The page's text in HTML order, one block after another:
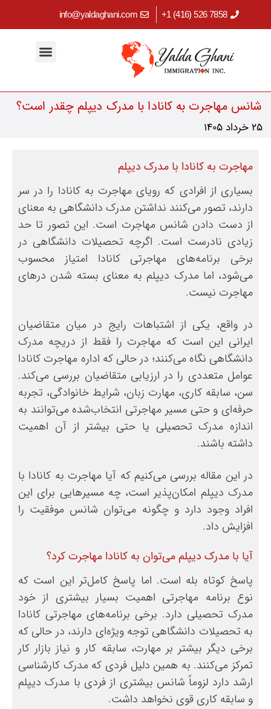
7858 526 (416) 1+
info@yaldaghani.com
شانس مهاجرت به کانادا با مدرک دیپلم چقدر است؟
25 خرداد 1405
مهاجرت به کانادا با مدرک دیپلم
بسیاری از افرادی که رویای مهاجرت به کانادا را در سر
دارند، تصور می‌کنند نداشتن مدرک دانشگاهی به معنای
از دست دادن شانس مهاجرت است. این تصور تا حد
زیادی نادرست است. اگرچه تحصیلات دانشگاهی در
برخی برنامه‌های مهاجرتی کانادا امتیاز محسوب
می‌شود، اما مدرک دیپلم به معنای بسته شدن درهای
مهاجرت نیست.
در واقع، یکی از اشتباهات رایج در میان متقاضیان
ایرانی این است که مهاجرت را فقط از دریچه مدرک
دانشگاهی نگاه می‌کنند؛ در حالی که اداره مهاجرت کانادا
عوامل متعددی را در ارزیابی متقاضیان بررسی می‌کند.
سن، سابقه کاری، مهارت زبان، شرایط خانوادگی، تجربه
حرفه‌ای و حتی مسیر مهاجرتی انتخاب‌شده می‌توانند به
اندازه مدرک تحصیلی یا حتی بیشتر از آن اهمیت
داشته باشند.
در این مقاله بررسی می‌کنیم که آیا مهاجرت به کانادا با
مدرک دیپلم امکان‌پذیر است، چه مسیرهایی برای این
افراد وجود دارد و چگونه می‌توان شانس موفقیت را
افزایش داد.
آیا با مدرک دیپلم می‌توان به کانادا مهاجرت کرد؟
پاسخ کوتاه بله است. اما پاسخ کامل‌تر این است که
نوع برنامه مهاجرتی اهمیت بسیار بیشتری از خود
مدرک تحصیلی دارد. برخی برنامه‌های مهاجرتی کانادا
به تحصیلات دانشگاهی توجه ویژه‌ای دارند، در حالی که
برخی دیگر بیشتر بر مهارت، سابقه کار و نیاز بازار کار
تمرکز می‌کنند. به همین دلیل فردی که مدرک کارشناسی
ارشد دارد لزوماً شانس بیشتری از فردی با مدرک دیپلم
و سابقه کاری قوی نخواهد داشت.